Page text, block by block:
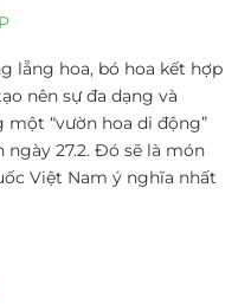
lẵng hoa, bó hoa kết hợp
nên sự đa dạng và
“vườn hoa di động”
ngày 27.2. Đó sẽ là món
Việt Nam ý nghĩa nhất